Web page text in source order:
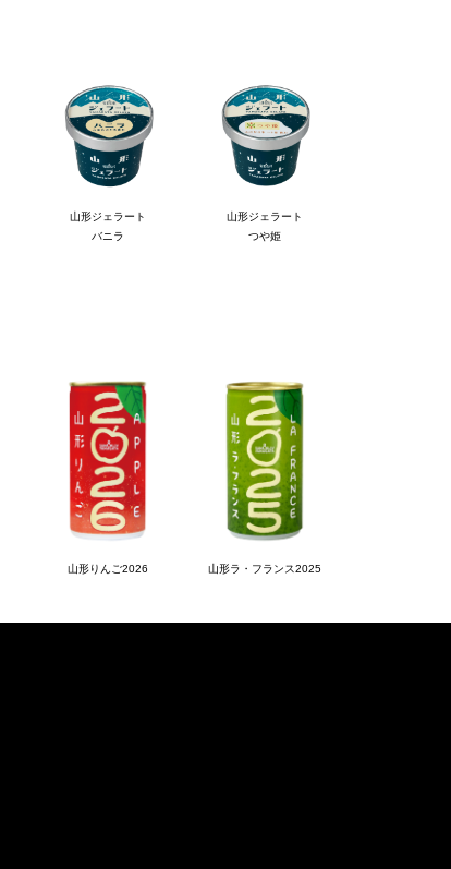
山形ジェラート
バニラ
山形ジェラート
つや姫
山形りんご2026 山形ラ・フランス2025